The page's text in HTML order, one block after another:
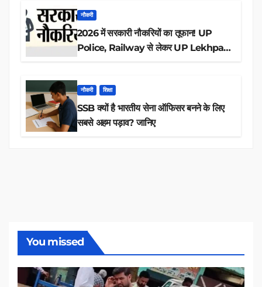
नौकरी
2026 में सरकारी नौकरियों का तूफान! UP
Police, Railway से लेकर UP Lekhpal
नौकरी शिक्षा
SSB क्यों है भारतीय सेना ऑफिसर बनने के लिए
सबसे अहम पड़ाव? जानिए
You missed